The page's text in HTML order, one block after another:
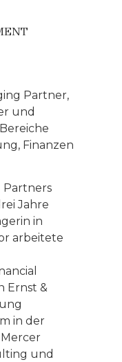
Partner,
und
Finanzen
Partners
Jahre
in
arbeitete
Ernst &
in der
und